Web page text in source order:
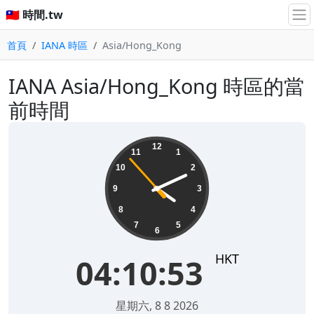
🇹🇼 時間.tw
首頁 IANA 時區 Asia/Hong_Kong
IANA Asia/Hong_Kong 時區的當
前時間
12
1
2
3
4
5
6
7
8
9
10
11
04:10:53 HKT
星期六, 8 8 2026